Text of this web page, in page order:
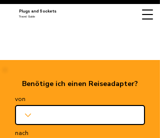
Plugs and Sockets
Travel Guide
Benötige ich einen Reiseadapter?
von
nach